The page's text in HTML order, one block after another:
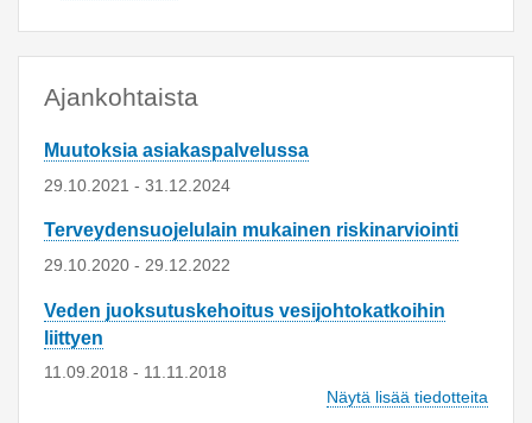
Ajankohtaista
Muutoksia asiakaspalvelussa
29.10.2021 - 31.12.2024
Terveydensuojelulain mukainen riskinarviointi
29.10.2020 - 29.12.2022
Veden juoksutuskehoitus vesijohtokatkoihin
liittyen
11.09.2018 - 11.11.2018
Näytä lisää tiedotteita